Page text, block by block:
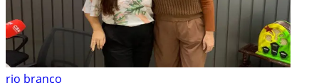
rio branco